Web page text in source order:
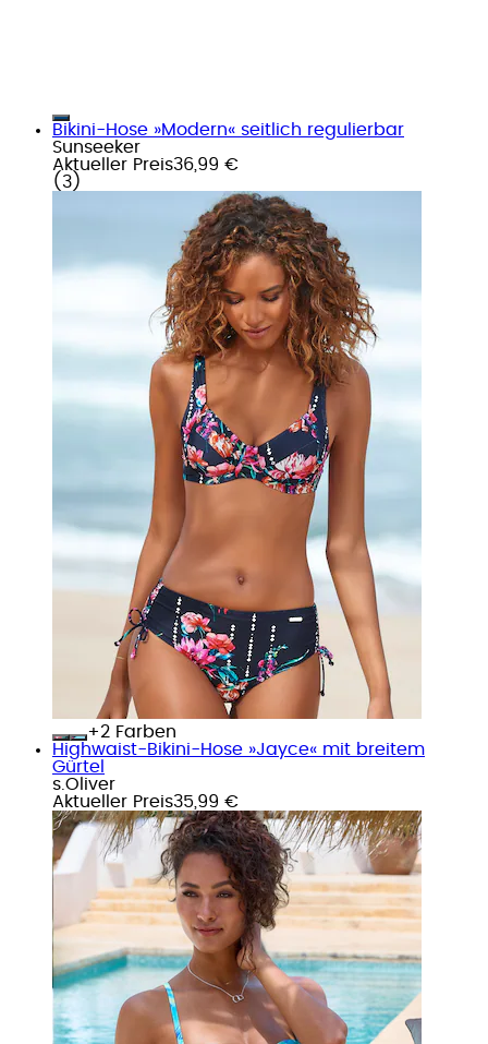
Bikini-Hose »Modern« seitlich regulierbar
Sunseeker
Aktueller Preis36,99 €
( 3 )
+
Farben
Highwaist-Bikini-Hose »Jayce« mit breitem
Gürtel
s.Oliver
Aktueller Preis35,99 €